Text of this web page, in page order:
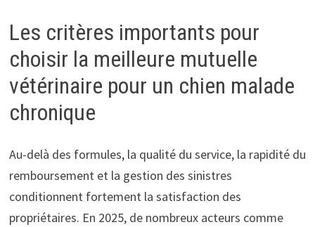
Les critères importants pour
choisir la meilleure mutuelle
vétérinaire pour un chien malade
chronique
Au-delà des formules, la qualité du service, la rapidité du
remboursement et la gestion des sinistres
conditionnent fortement la satisfaction des
propriétaires. En 2025, de nombreux acteurs comme